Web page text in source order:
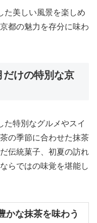
た美しい風景を楽しめ
都の魅力を存分に味わ
だけの特別な京
た特別なグルメやスイ
の季節に合わせた抹茶
伝統菓子、初夏の訪れ
らではの味覚を堪能し
かな抹茶を味わう